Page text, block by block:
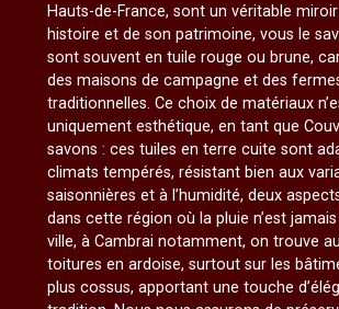
Hauts-de-France, sont un véritable
histoire et de son patrimoine, vous le
sont souvent en tuile rouge ou brune,
des maisons de campagne et des
traditionnelles. Ce choix de matériaux
uniquement esthétique, en tant que
savons : ces tuiles en terre cuite sont
climats tempérés, résistant bien aux
saisonnières et à l’humidité, deux
dans cette région où la pluie n’est
ville, à Cambrai notamment, on trouve
toitures en ardoise, surtout sur les
plus cossus, apportant une touche